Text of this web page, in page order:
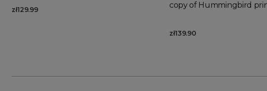
zł129.99 copy of Hummingbird
zł139.90